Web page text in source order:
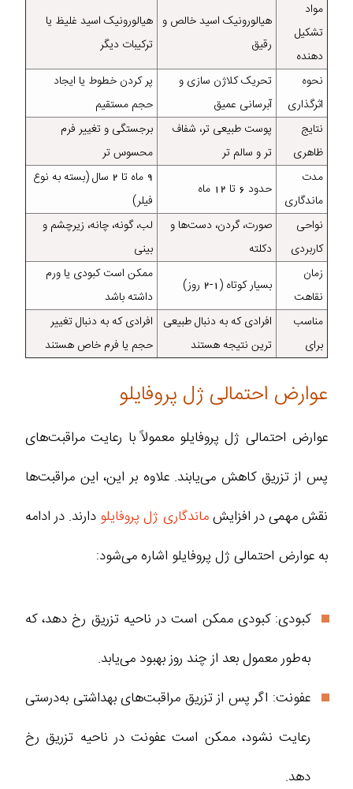
مواد
تشکیل‌
دهنده
هیالورونیک اسید خالص و
رقیق
هیالورونیک اسید غلیظ یا
ترکیبات دیگر
نحوه
اثرگذاری
تحریک کلاژن‌ سازی و
آبرسانی عمیق
پر کردن خطوط یا ایجاد
حجم مستقیم
نتایج
ظاهری
پوست طبیعی‌ تر، شفاف‌
تر و سالم‌ تر
برجستگی و تغییر فرم
محسوس‌ تر
مدت
ماندگاری
حدود 6 تا 12 ماه
9 ماه تا 2 سال (بسته به نوع
فیلر)
نواحی
کاربردی
صورت، گردن، دست‌ها و
دکلته
لب، گونه، چانه، زیرچشم و
بینی
زمان
نقاهت
بسیار کوتاه (1-2 روز)
ممکن است کبودی یا ورم
داشته باشد
مناسب
برای
افرادی که به دنبال طبیعی‌
ترین نتیجه هستند
افرادی که به دنبال تغییر
حجم یا فرم خاص هستند
عوارض احتمالی ژل پروفایلو
عوارض احتمالی ژل پروفایلو معمولاً با رعایت مراقبت‌های
پس از تزریق کاهش می‌یابند. علاوه بر این، این مراقبت‌ها
نقش مهمی در افزایشماندگاری ژل پروفایلو دارند. در ادامه
به عوارض احتمالی ژل پروفایلو اشاره می‌شود:
کبودی: کبودی ممکن است در ناحیه تزریق رخ دهد، که
به‌طور معمول بعد از چند روز بهبود می‌یابد.
عفونت: اگر پس از تزریق مراقبت‌های بهداشتی به‌درستی
رعایت نشود، ممکن است عفونت در ناحیه تزریق رخ
دهد.